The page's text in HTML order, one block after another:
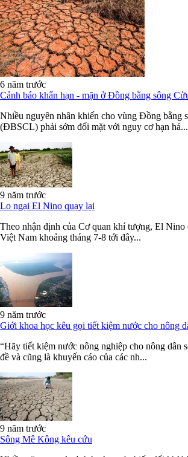
6 năm trước
Cảnh báo khẩn hạn - mặn ở Đồng bằng sông
Nhiều nguyên nhân khiến cho vùng Đồng bằng
(ĐBSCL) phải sớm đối mặt với nguy cơ hạn há...
9 năm trước
Lo ngại El Nino quay lại
Theo nhận định của Cơ quan khí tượng, El Nino
Việt Nam khoảng tháng 7-8 tới đây...
9 năm trước
Giới khoa học kêu gọi tiết kiệm nước cho nông
“Hãy tiết kiệm nước nông nghiệp cho nông dân
đề và cũng là khuyến cáo của các nh...
9 năm trước
Sông Mê Kông kêu cứu